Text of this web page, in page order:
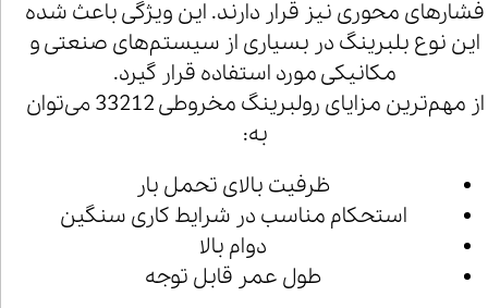
فشارهای محوری نیز قرار دارند. این ویژگی باعث شده
این نوع بلبرینگ در بسیاری از سیستم‌های صنعتی و
مکانیکی مورد استفاده قرار گیرد.
از مهم‌ترین مزایای رولبرینگ مخروطی 33212 می‌توان
به:
ظرفیت بالای تحمل بار
استحکام مناسب در شرایط کاری سنگین
دوام بالا
طول عمر قابل توجه